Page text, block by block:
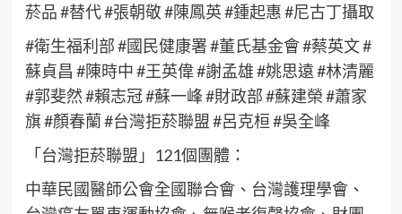
菸品 #替代 #張朝敬 #陳鳳英 #鍾起惠 #尼古丁攝取
#衛生福利部 #國民健康署 #董氏基金會 #蔡英文 #
蘇貞昌 #陳時中 #王英偉 #謝孟雄 #姚思遠 #林清麗
#郭斐然 #賴志冠 #蘇一峰 #財政部 #蘇建榮 #蕭家
旗 #顏春蘭 #台灣拒菸聯盟 #呂克桓 #吳全峰
「台灣拒菸聯盟」121個團體：
中華民國醫師公會全國聯合會、台灣護理學會、